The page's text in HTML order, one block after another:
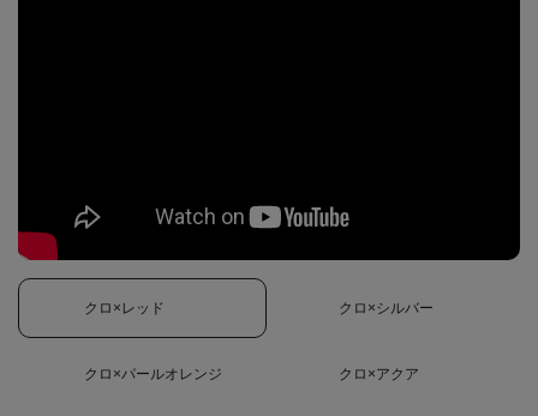
クロ×レッド クロ×シルバー
クロ×パールオレンジ クロ×アクア